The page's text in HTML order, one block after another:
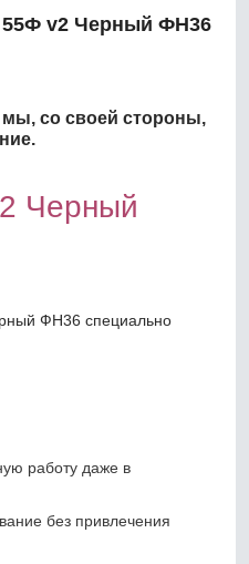
v2 Черный ФН36
мы, со своей стороны,
Черный
ФН36 специально
работу даже в
без привлечения